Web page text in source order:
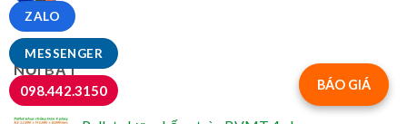
NỔI BẬT
BÁO GIÁ
MESSENGER
ZALO
098.442.3150